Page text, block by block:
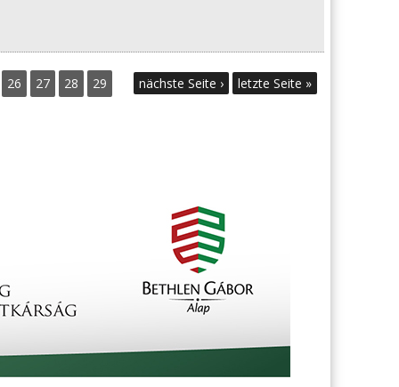
26 27 28 29 nächste Seite › letzte Seite »